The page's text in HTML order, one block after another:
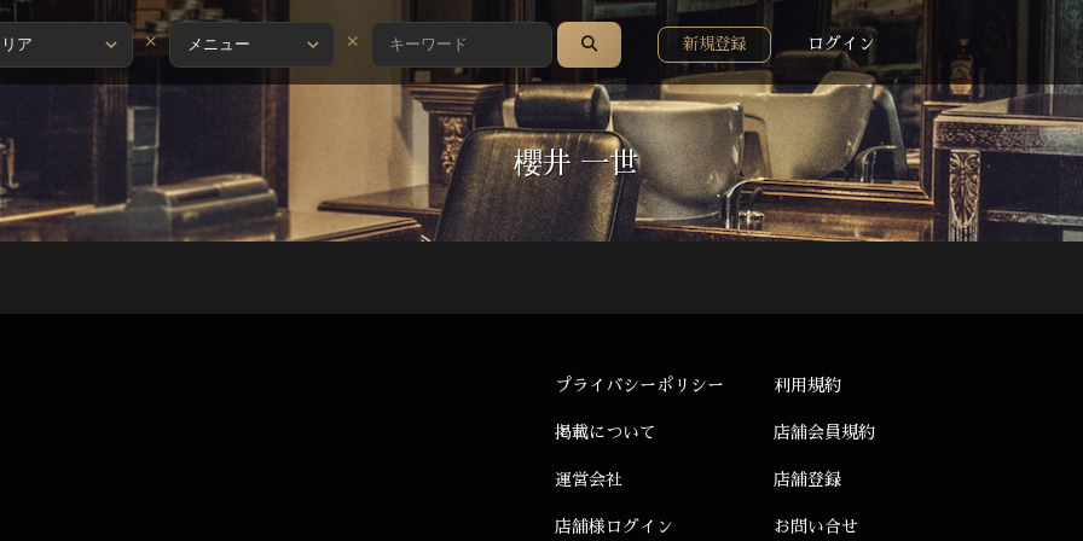
× × 新規登録 ログイン
長 櫻井 一世
プライバシーポリシー 利用規約
掲載について 店舗会員規約
運営会社 店舗登録
店舗様ログイン お問い合せ